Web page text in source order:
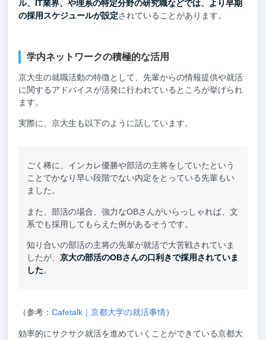
ル、IT業界、や理系の特定分野の研究職などでは、より早期
の採用スケジュールが設定されていることがあります。
学内ネットワークの積極的な活用
京大生の就職活動の特徴として、先輩からの情報提供や就活
に関するアドバイスが活発に行われているところが挙げられ
ます。
実際に、京大生も以下のように話しています。
ごく稀に、インカレ優勝や部活の主将をしていたという
ことでかなり早い段階でない内定をとっている先輩もい
ました。
また、部活の場合、強力なOBさんがいらっしゃれば、文
系でも採用してもらえた例があるそうです。
知り合いの部活の主将の先輩が就活で大苦戦されていま
したが、京大の部活のOBさんの口利きで採用されていま
した。
（参考： Cafetalk｜京都大学の就活事情）
効率的にサクサク就活を進めていくことができている京都大